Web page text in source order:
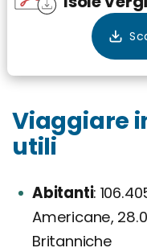
Viaggiare
utili
Abitanti
Americane,
Britanniche